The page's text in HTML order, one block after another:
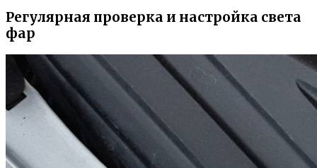
Регулярная проверка и настройка света
фар